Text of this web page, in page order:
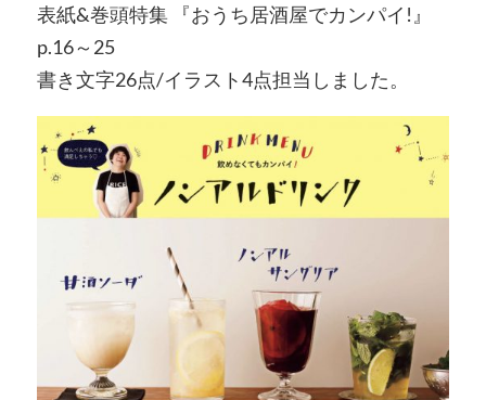
表紙&巻頭特集 『おうち居酒屋でカンパイ!』
p.16～25
書き文字26点/イラスト4点担当しました。